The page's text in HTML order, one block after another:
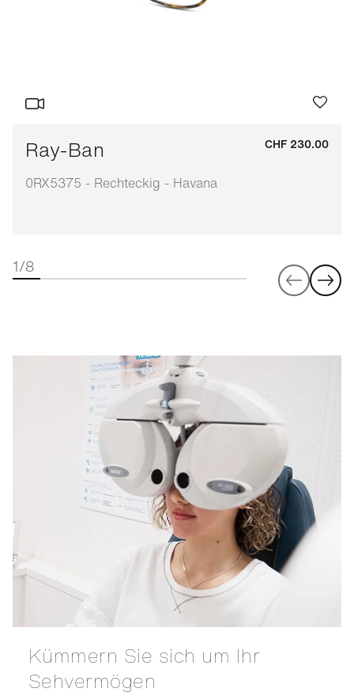
Ray-Ban
0RX5375 - Rechteckig - Havana
CHF 230.00
1/8
Kümmern Sie sich um Ihr
Sehvermögen